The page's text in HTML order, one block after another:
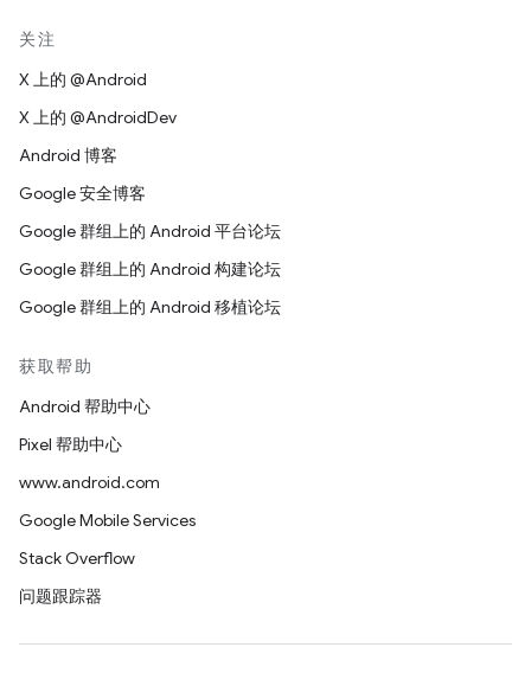
关注
X 上的 @Android
X 上的 @AndroidDev
Android 博客
Google 安全博客
Google 群组上的 Android 平台论坛
Google 群组上的 Android 构建论坛
Google 群组上的 Android 移植论坛
获取帮助
Android 帮助中心
Pixel 帮助中心
www.android.com
Google Mobile Services
Stack Overflow
问题跟踪器